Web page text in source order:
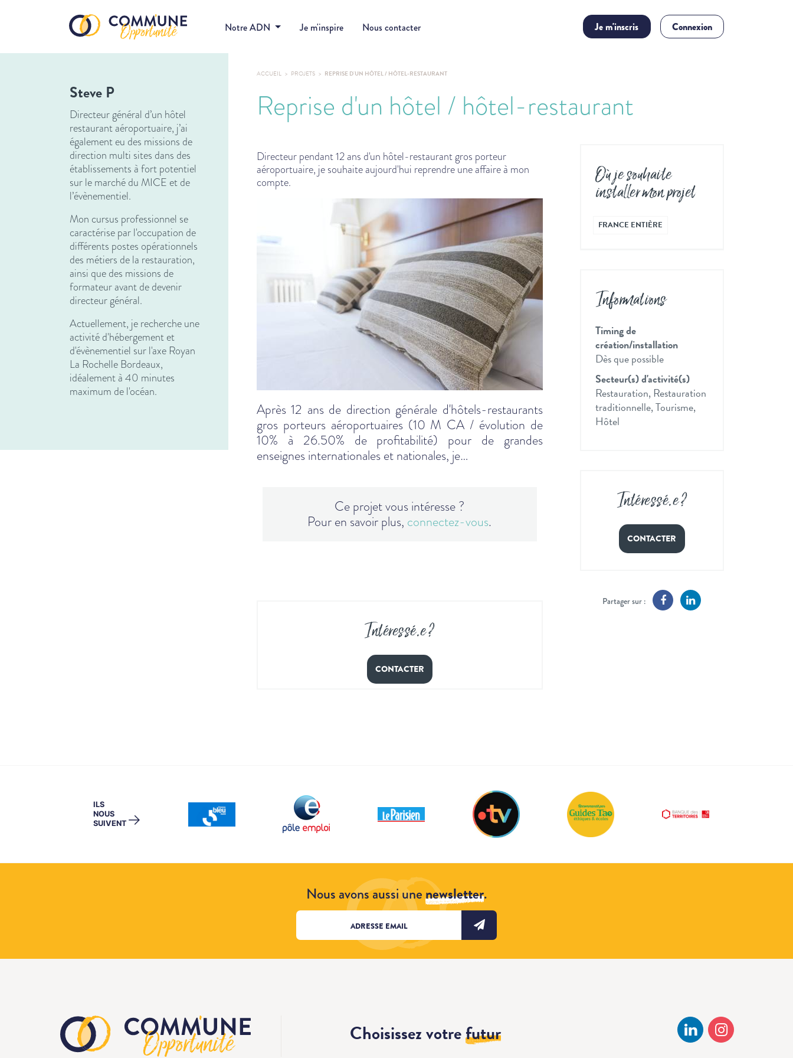
Notre ADN Je m'inspire Nous contacter Je m'inscris Connexion
Steve P
Directeur général d’un hôtel
restaurant aéroportuaire, j’ai
également eu des missions de
direction multi sites dans des
établissements à fort potentiel
sur le marché du MICE et de
l’évènementiel.
Mon cursus professionnel se
caractérise par l'occupation de
différents postes opérationnels
des métiers de la restauration,
ainsi que des missions de
formateur avant de devenir
directeur général.
Actuellement, je recherche une
activité d'hébergement et
d'évènementiel sur l'axe Royan
La Rochelle Bordeaux,
idéalement à 40 minutes
maximum de l'océan.
ACCUEIL PROJETS REPRISE D'UN HÔTEL / HÔTEL-RESTAURANT
Reprise d'un hôtel / hôtel-restaurant
Directeur pendant 12 ans d'un hôtel-restaurant gros porteur
aéroportuaire, je souhaite aujourd'hui reprendre une affaire à mon
compte.
Après 12 ans de direction générale d'hôtels-restaurants
gros porteurs aéroportuaires (10 M CA / évolution de
10% à 26.50% de profitabilité) pour de grandes
enseignes internationales et nationales, je…
Ce projet vous intéresse ?
Pour en savoir plus, connectez-vous.
Intéressé.e ?
CONTACTER
Où je souhaite
installer mon projet
FRANCE ENTIÈRE
Informations
Timing de
création/installation
Dès que possible
Secteur(s) d'activité(s)
Restauration, Restauration
traditionnelle, Tourisme,
Hôtel
Intéressé.e ?
CONTACTER
Partager sur :
ILS
NOUS
SUIVENT →
Nous avons aussi unenewsletter.
Choisissez votrefutur